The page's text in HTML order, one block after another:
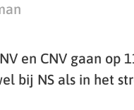
en CNV gaan op
bij NS als in het